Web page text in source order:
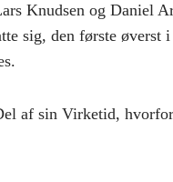
Knudsen og Daniel
sig, den første øverst
af sin Virketid,